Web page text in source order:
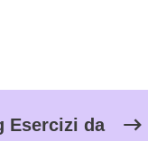
Esercizi da